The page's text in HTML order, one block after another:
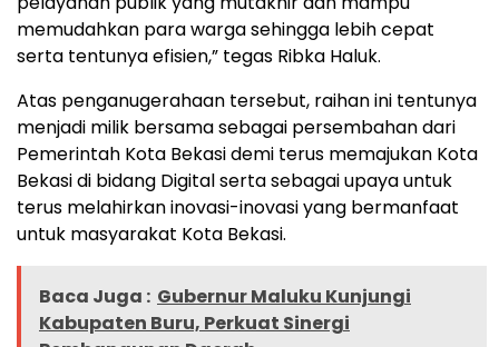
memudahkan para warga sehingga lebih cepat
serta tentunya efisien,” tegas Ribka Haluk.
Atas penganugerahaan tersebut, raihan ini tentunya
menjadi milik bersama sebagai persembahan dari
Pemerintah Kota Bekasi demi terus memajukan Kota
Bekasi di bidang Digital serta sebagai upaya untuk
terus melahirkan inovasi-inovasi yang bermanfaat
untuk masyarakat Kota Bekasi.
Baca Juga : Gubernur Maluku Kunjungi
Kabupaten Buru, Perkuat Sinergi